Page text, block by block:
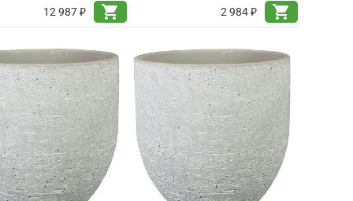
12 987 ₽
shopping_cart
2 984 ₽
shopping_cart